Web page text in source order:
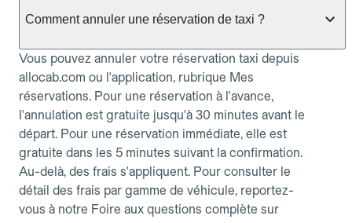
Comment annuler une réservation de taxi ?
Vous pouvez annuler votre réservation taxi depuis
allocab.com ou l'application, rubrique Mes
réservations. Pour une réservation à l'avance,
l'annulation est gratuite jusqu'à 30 minutes avant le
départ. Pour une réservation immédiate, elle est
gratuite dans les 5 minutes suivant la confirmation.
Au-delà, des frais s'appliquent. Pour consulter le
détail des frais par gamme de véhicule, reportez-
vous à notre Foire aux questions complète sur